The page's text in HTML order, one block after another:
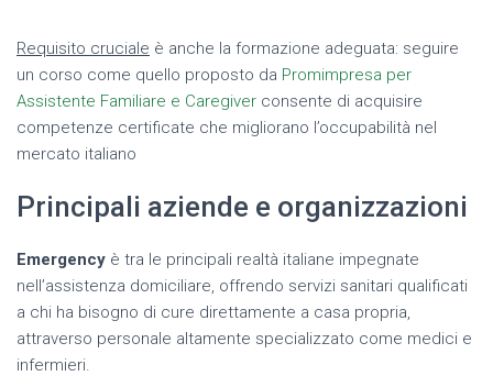
Requisito cruciale è anche la formazione adeguata: seguire
un corso come quello proposto da Promimpresa per
Assistente Familiare e Caregiver consente di acquisire
competenze certificate che migliorano l’occupabilità nel
mercato italiano
Principali aziende e organizzazioni
Emergency è tra le principali realtà italiane impegnate
nell’assistenza domiciliare, offrendo servizi sanitari qualificati
a chi ha bisogno di cure direttamente a casa propria,
attraverso personale altamente specializzato come medici e
infermieri.